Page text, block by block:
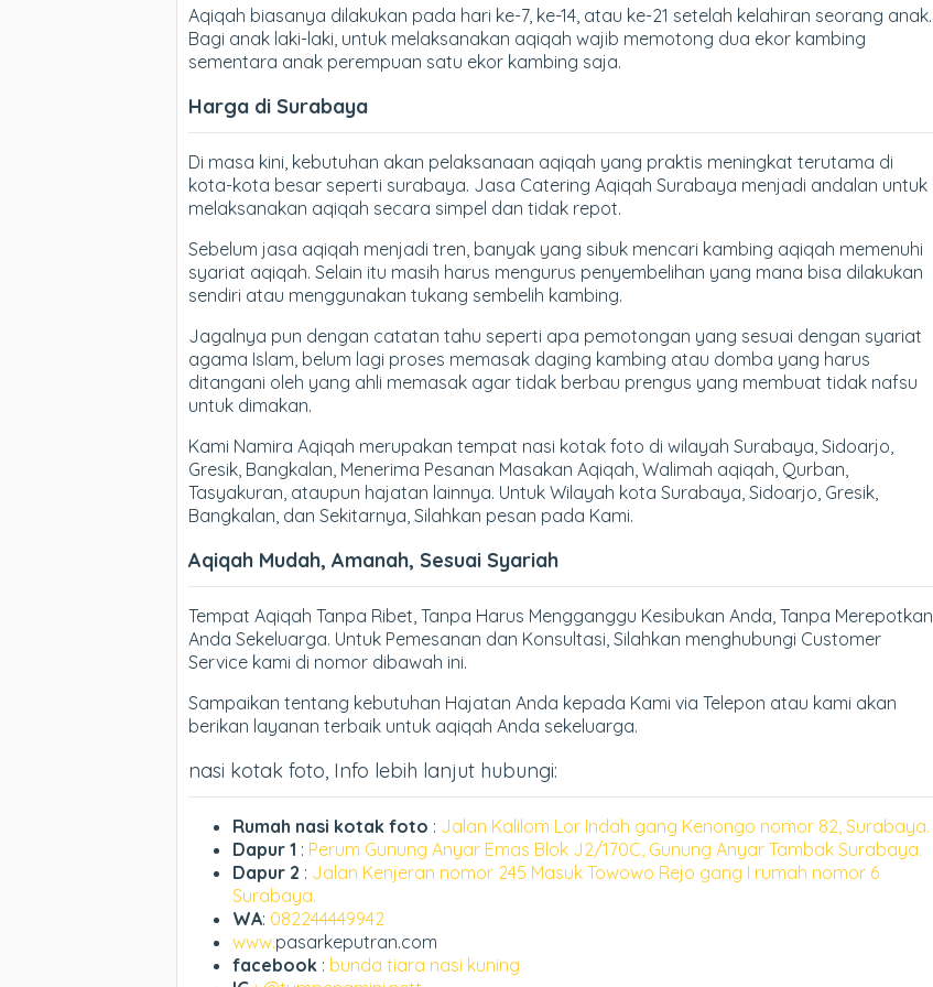
Aqiqah biasanya dilakukan pada hari ke-7, ke-14, atau ke-21 setelah kelahiran seorang anak.
Bagi anak laki-laki, untuk melaksanakan aqiqah wajib memotong dua ekor kambing
sementara anak perempuan satu ekor kambing saja.
Harga di Surabaya
Di masa kini, kebutuhan akan pelaksanaan aqiqah yang praktis meningkat terutama di
kota-kota besar seperti surabaya. Jasa Catering Aqiqah Surabaya menjadi andalan untuk
melaksanakan aqiqah secara simpel dan tidak repot.
Sebelum jasa aqiqah menjadi tren, banyak yang sibuk mencari kambing aqiqah memenuhi
syariat aqiqah. Selain itu masih harus mengurus penyembelihan yang mana bisa dilakukan
sendiri atau menggunakan tukang sembelih kambing.
Jagalnya pun dengan catatan tahu seperti apa pemotongan yang sesuai dengan syariat
agama Islam, belum lagi proses memasak daging kambing atau domba yang harus
ditangani oleh yang ahli memasak agar tidak berbau prengus yang membuat tidak nafsu
untuk dimakan.
Kami Namira Aqiqah merupakan tempat nasi kotak foto di wilayah Surabaya, Sidoarjo,
Gresik, Bangkalan, Menerima Pesanan Masakan Aqiqah, Walimah aqiqah, Qurban,
Tasyakuran, ataupun hajatan lainnya. Untuk Wilayah kota Surabaya, Sidoarjo, Gresik,
Bangkalan, dan Sekitarnya, Silahkan pesan pada Kami.
Aqiqah Mudah, Amanah, Sesuai Syariah
Tempat Aqiqah Tanpa Ribet, Tanpa Harus Mengganggu Kesibukan Anda, Tanpa Merepotkan
Anda Sekeluarga. Untuk Pemesanan dan Konsultasi, Silahkan menghubungi Customer
Service kami di nomor dibawah ini.
Sampaikan tentang kebutuhan Hajatan Anda kepada Kami via Telepon atau kami akan
berikan layanan terbaik untuk aqiqah Anda sekeluarga.
nasi kotak foto, Info lebih lanjut hubungi:
Rumah nasi kotak foto : Jalan Kalilom Lor Indah gang Kenongo nomor 82, Surabaya.
Dapur 1 : Perum Gunung Anyar Emas Blok J2/170C, Gunung Anyar Tambak Surabaya.
Dapur 2 : Jalan Kenjeran nomor 245 Masuk Towowo Rejo gang I rumah nomor 6
Surabaya.
WA: 082244449942
www.pasarkeputran.com
facebook : bunda tiara nasi kuning